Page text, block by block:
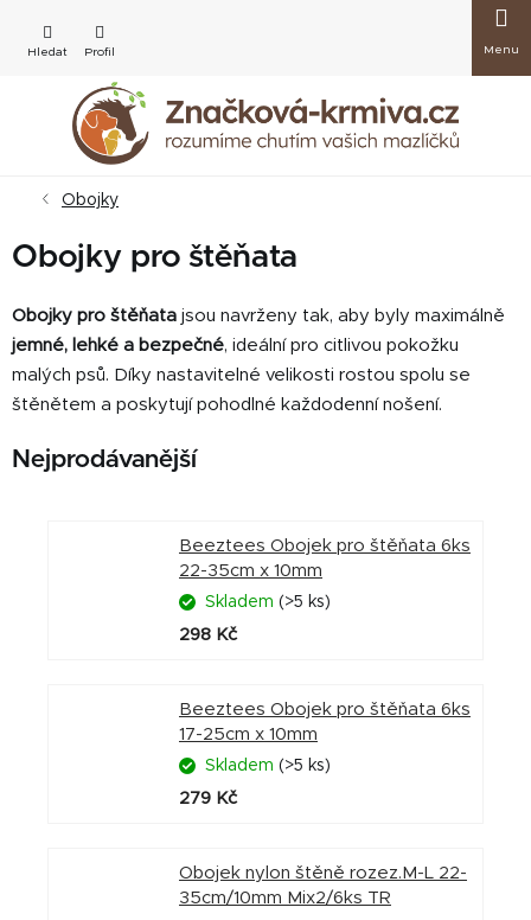
obsah
košík
Obojky
Obojky pro štěňata
Obojky pro štěňata jsou navrženy tak, aby byly maximálně
jemné, lehké a bezpečné, ideální pro citlivou pokožku
malých psů. Díky nastavitelné velikosti rostou spolu se
štěnětem a poskytují pohodlné každodenní nošení.
Nejprodávanější
Beeztees Obojek pro štěňata 6ks
22-35cm x 10mm
Skladem (>5 ks)
298 Kč
Beeztees Obojek pro štěňata 6ks
17-25cm x 10mm
Skladem (>5 ks)
279 Kč
Obojek nylon štěně rozez.M-L 22-
35cm/10mm Mix2/6ks TR